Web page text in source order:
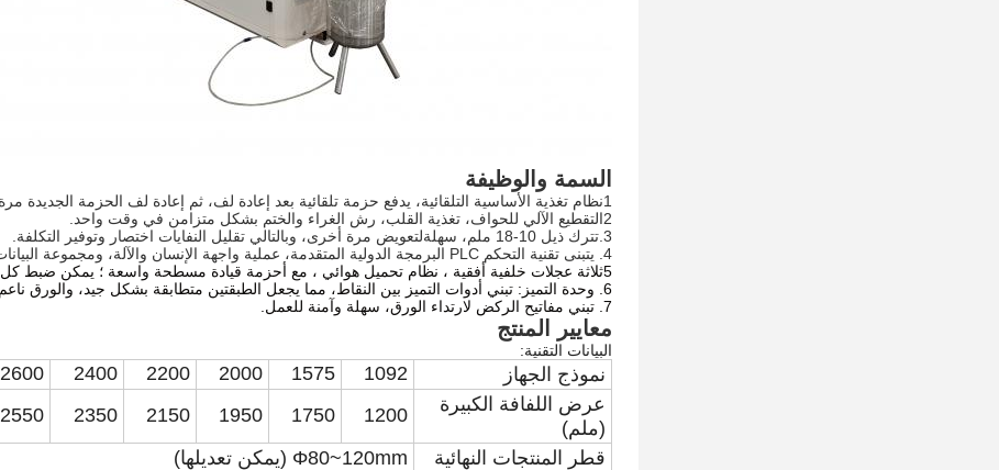
السمة والوظيفة
1نظام تغذية الأساسية التلقائية، يدفع حزمة تلقائية بعد إعادة لف، ثم إعادة لف الحزمة الجديدة مرة أخرى.
2التقطيع الآلي للحواف، تغذية القلب، رش الغراء والختم بشكل متزامن في وقت واحد.
3.تترك ذيل 10-18 ملم، سهلة
لتعويض مرة أخرى، وبالتالي تقليل النفايات اختصار وتوفير التكلفة.
4. يتبنى تقنية التحكم PLC البرمجة الدولية المتقدمة، عملية واجهة الإنسان والآلة، ومجموعة البيانات والعيب المعلمات تظهر على الشاشة اللمسية.
5ثلاثة عجلات خلفية أفقية ، نظام تحميل هوائي ، مع أحزمة قيادة مسطحة واسعة ؛ يمكن ضبط كل لفة كبيرة بشكل مستقل.
6. وحدة التميز: تبني أدوات التميز بين النقاط، مما يجعل الطبقتين متطابقة بشكل جيد، والورق ناعم وله أنماط واضحة
7. تبني مفاتيح الركض لارتداء الورق، سهلة وآمنة للعمل.
معايير المنتج
البيانات التقنية:
نموذج الجهاز 1092
1575
2000
2200
2400
2600
عرض اللفافة الكبيرة
(ملم)
1200
1750
1950
2150
2350
2550
قطر المنتجات النهائية
Φ80~120mm (يمكن تعديلها)